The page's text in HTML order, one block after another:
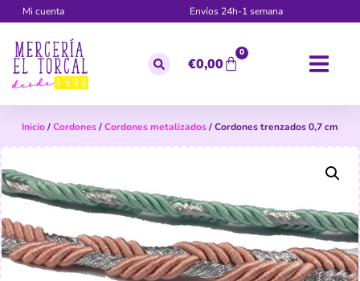
Mi cuenta Envíos 24h-1 semana
€0,00
0
Inicio/Cordones/Cordones metalizados/ Cordones trenzados 0,7 cm